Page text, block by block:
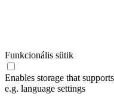
Funkcionális sütik
Enables storage that
e.g. language settings